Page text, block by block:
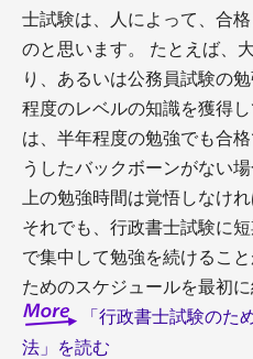
士試験は、人によって、合
のと思います。 たとえば、
り、あるいは公務員試験の
程度のレベルの知識を獲得
は、半年程度の勉強でも合
うしたバックボーンがない
上の勉強時間は覚悟しなけ
それでも、行政書士試験に
で集中して勉強を続けるこ
ためのスケジュールを最初に
「行政書士試験のた
法」を読む